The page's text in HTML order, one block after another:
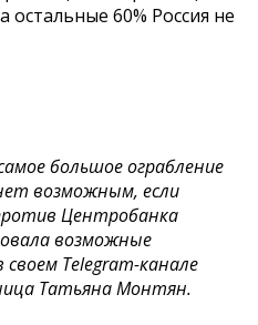
60% Россия не
большое ограбление
возможным, если
Центробанка
возможные
Telegram-канале
Татьяна Монтян.